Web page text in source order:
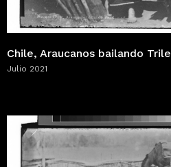
Chile, Araucanos bailando Trile
Julio 2021